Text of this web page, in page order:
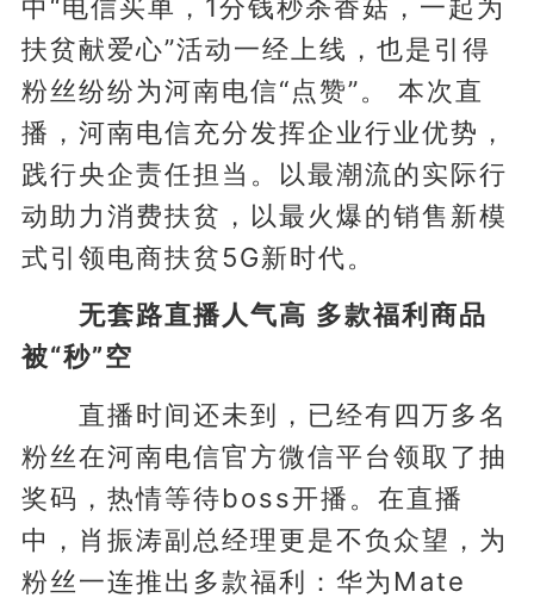
中“电信买单，1分钱秒杀香菇，一起为
扶贫献爱心”活动一经上线，也是引得
粉丝纷纷为河南电信“点赞”。 本次直
播，河南电信充分发挥企业行业优势，
践行央企责任担当。以最潮流的实际行
动助力消费扶贫，以最火爆的销售新模
式引领电商扶贫5G新时代。
无套路直播人气高 多款福利商品
被“秒”空
直播时间还未到，已经有四万多名
粉丝在河南电信官方微信平台领取了抽
奖码，热情等待boss开播。在直播
中，肖振涛副总经理更是不负众望，为
粉丝一连推出多款福利：华为Mate